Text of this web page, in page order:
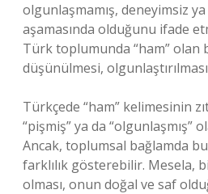
olgunlaşmamış, deneyimsiz
aşamasında olduğunu ifade
Türk toplumunda “ham” olan
düşünülmesi,
Türkçede “ham” kelimesinin
“pişmiş” ya da “olgunlaşmış”
Ancak, toplumsal bağlamda
farklılık gösterebilir. Mesela,
olması, onun doğal ve saf